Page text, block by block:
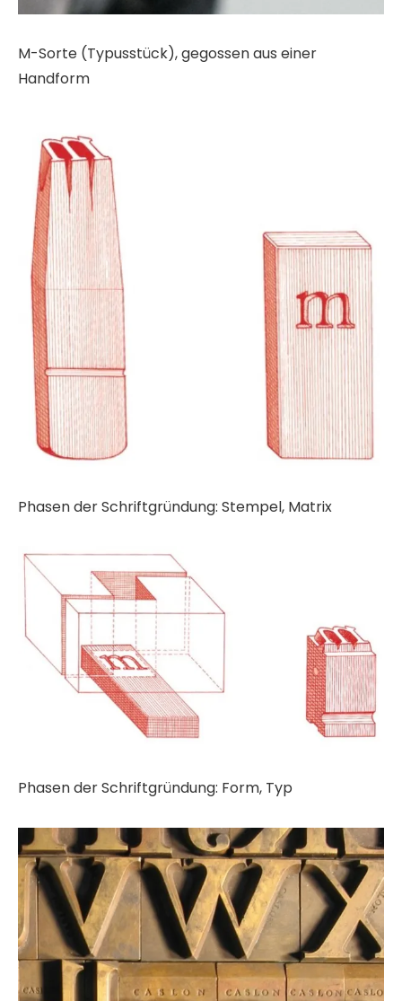
M-Sorte (Typusstück), gegossen aus einer
Handform
Phasen der Schriftgründung: Stempel, Matrix
Phasen der Schriftgründung: Form, Typ